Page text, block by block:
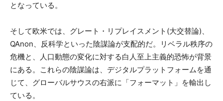
となっている。
そして欧米では、グレート・リプレイスメント(大交替論)、
QAnon、反科学といった陰謀論が支配的だ。リベラル秩序の
危機と、人口動態の変化に対する白人至上主義的恐怖が背景
にある。これらの陰謀論は、デジタルプラットフォームを通
じて、グローバルサウスの右派に「フォーマット」を輸出し
ている。